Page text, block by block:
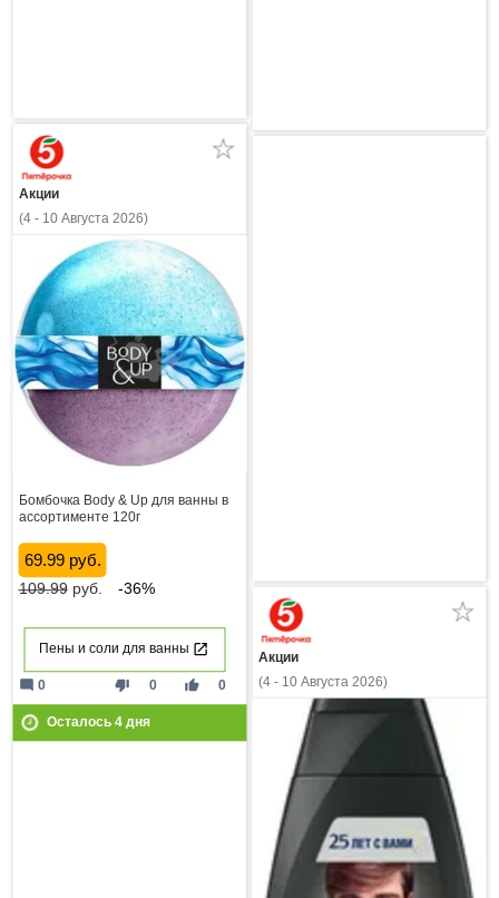
Акции
(4 - 10 Августа 2026)
Бомбочка Body & Up для ванны в
ассортименте 120г
69.99 руб.
109.99руб. -36%
Пены и соли для ванны
thumb_down 0 thumb_up 0
mode_comment 0
Осталось 4дня
Акции
(4 - 10 Августа 2026)